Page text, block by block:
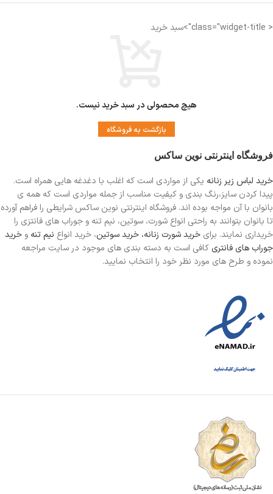
< class="widget-title">سبد خرید
هیچ محصولی در سبد خرید نیست.
بازگشت به فروشگاه
فروشگاه اینترنتی نوین ساکس
خرید لباس زیر زنانه یکی از مواردی است که اغلب با دغدغه هایی همراه است.
پیدا کردن سایز،رنگ بندی و کیفیت مناسب از جمله مواردی است که همه ی
بانوان با آن مواجه بوده اند. فروشگاه اینترنتی نوین ساکس شرایطی را فراهم آورده
تا بانوان بتوانند به راحتی انواع شورت، سوتین، نیم تنه و جوراب های فانتزی را
خریداری نمایند. برای خرید شورت زنانه، خرید سوتین، خرید انواع نیم تنه و خرید
جوراب های فانتری کافی است به دسته بندی های موجود در سایت مراجعه
نموده و طرح های مورد نظر خود را انتخاب نمایید.